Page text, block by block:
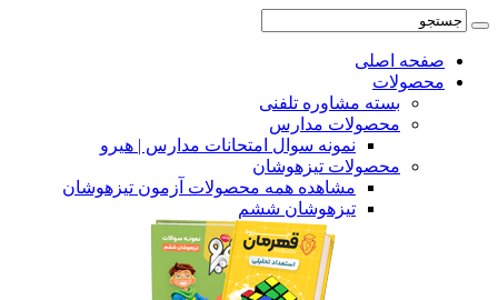
اصلی
بسته مشاوره تلفنی
محصولات مدارس
نمونه سوال امتحانات مدارس | هیرو
محصولات تیزهوشان
مشاهده همه محصولات آزمون تیزهوشان
تیزهوشان ششم